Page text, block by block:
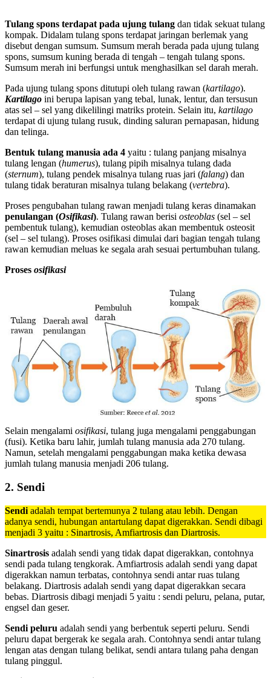
Tulang spons terdapat pada ujung tulang dan tidak sekuat tulang
kompak. Didalam tulang spons terdapat jaringan berlemak yang
disebut dengan sumsum. Sumsum merah berada pada ujung tulang
spons, sumsum kuning berada di tengah – tengah tulang spons.
Sumsum merah ini berfungsi untuk menghasilkan sel darah merah.
Pada ujung tulang spons ditutupi oleh tulang rawan (kartilago).
Kartilago ini berupa lapisan yang tebal, lunak, lentur, dan tersusun
atas sel – sel yang dikelilingi matriks protein. Selain itu, kartilago
terdapat di ujung tulang rusuk, dinding saluran pernapasan, hidung
dan telinga.
Bentuk tulang manusia ada 4 yaitu : tulang panjang misalnya
tulang lengan (humerus), tulang pipih misalnya tulang dada
(sternum), tulang pendek misalnya tulang ruas jari (falang) dan
tulang tidak beraturan misalnya tulang belakang (vertebra).
Proses pengubahan tulang rawan menjadi tulang keras dinamakan
penulangan (Osifikasi). Tulang rawan berisi osteoblas (sel – sel
pembentuk tulang), kemudian osteoblas akan membentuk osteosit
(sel – sel tulang). Proses osifikasi dimulai dari bagian tengah tulang
rawan kemudian meluas ke segala arah sesuai pertumbuhan tulang.
Proses osifikasi
Selain mengalami osifikasi, tulang juga mengalami penggabungan
(fusi). Ketika baru lahir, jumlah tulang manusia ada 270 tulang.
Namun, setelah mengalami penggabungan maka ketika dewasa
jumlah tulang manusia menjadi 206 tulang.
2. Sendi
Sendi adalah tempat bertemunya 2 tulang atau lebih. Dengan
adanya sendi, hubungan antartulang dapat digerakkan. Sendi dibagi
menjadi 3 yaitu : Sinartrosis, Amfiartrosis dan Diartrosis.
Sinartrosis adalah sendi yang tidak dapat digerakkan, contohnya
sendi pada tulang tengkorak. Amfiartrosis adalah sendi yang dapat
digerakkan namun terbatas, contohnya sendi antar ruas tulang
belakang. Diartrosis adalah sendi yang dapat digerakkan secara
bebas. Diartrosis dibagi menjadi 5 yaitu : sendi peluru, pelana, putar,
engsel dan geser.
Sendi peluru adalah sendi yang berbentuk seperti peluru. Sendi
peluru dapat bergerak ke segala arah. Contohnya sendi antar tulang
lengan atas dengan tulang belikat, sendi antara tulang paha dengan
tulang pinggul.